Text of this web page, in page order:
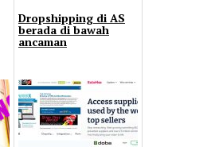
Dropshipping di AS
berada di bawah
ancaman